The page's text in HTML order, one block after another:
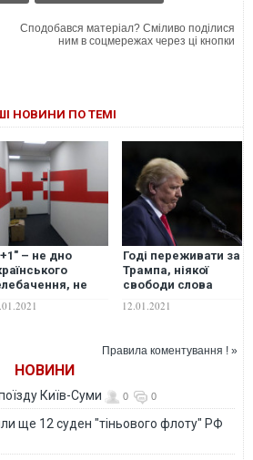
Сподобався матеріал? Сміливо поділися
ним в соцмережах через ці кнопки
НОВИНИ ПО ТЕМІ
– не дно
не
цілковите зло
Годі переживати за
Трампа, ніякої
свободи слова
– журналіст
12.01.2021
Правила коментування ! »
НОВИНИ
Київ-Суми 0 0
ще 12 суден "тіньового флоту" РФ